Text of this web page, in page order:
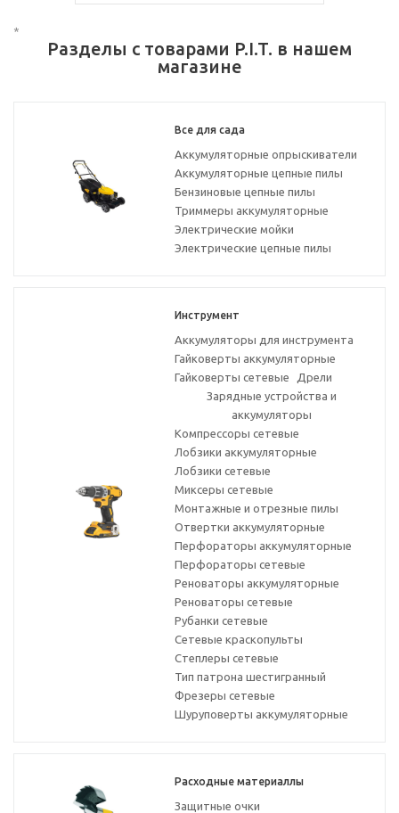
*
Разделы с товарами P.I.T. в нашем
магазине
Все для сада
Аккумуляторные опрыскиватели
Аккумуляторные цепные пилы
Бензиновые цепные пилы
Триммеры аккумуляторные
Электрические мойки
Электрические цепные пилы
Инструмент
Аккумуляторы для инструмента
Гайковерты аккумуляторные
Гайковерты сетевые
Дрели
Зарядные устройства и
аккумуляторы
Компрессоры сетевые
Лобзики аккумуляторные
Лобзики сетевые
Миксеры сетевые
Монтажные и отрезные пилы
Отвертки аккумуляторные
Перфораторы аккумуляторные
Перфораторы сетевые
Реноваторы аккумуляторные
Реноваторы сетевые
Рубанки сетевые
Сетевые краскопульты
Степлеры сетевые
Тип патрона шестигранный
Фрезеры сетевые
Шуруповерты аккумуляторные
Расходные материаллы
Защитные очки